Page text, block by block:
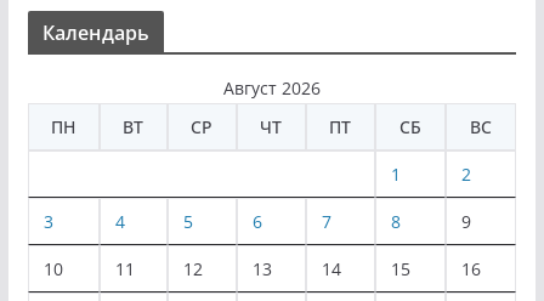
Календарь
Август 2026
ПН
ВТ СР ЧТ ПТ СБ ВС
1 2
3 4 5 6 7 8 9
10 11 12 13 14 15 16